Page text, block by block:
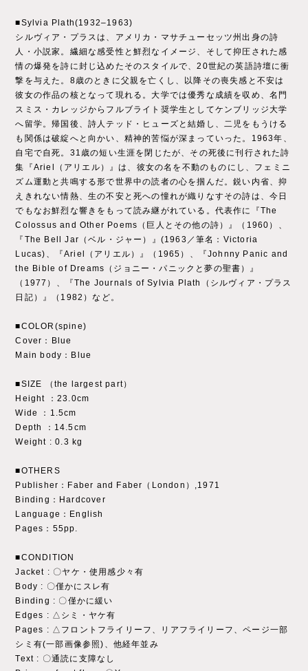
■Sylvia Plath(1932–1963)
シルヴィア・プラスは、アメリカ・マサチューセッツ州出身の詩
人・小説家。繊細な感受性と鮮烈なイメージ、そして抑圧された感
情の爆発を詩に封じ込めたそのスタイルで、20世紀の英語詩壇に衝
撃を与えた。8歳のときに父親を亡くし、以降その喪失感と不安は
彼女の作品の核となって現れる。大学では優秀な成績を収め、名門
スミス・カレッジからフルブライト奨学生としてケンブリッジ大学
へ留学。帰国後、詩人テッド・ヒューズと結婚し、二児をもうける
も関係は破綻へと向かい、精神的苦悩が深まっていった。1963年、
自宅で自死。31歳の短い生涯を閉じたが、その死後に刊行された詩
集『Ariel（アリエル）』は、彼女の名を不動のものにし、フェミニ
ズム運動と共鳴する形で世界中の読者の心を掴んだ。鋭い内省、抑
えきれない情熱、生の不安と死への憧れが織りなすその詩は、今日
でもなお鮮烈な響きをもって読み継がれている。代表作に『The
Colossus and Other Poems（巨人とその他の詩）』（1960）、
『The Bell Jar（ベル・ジャー）』(1963／筆名：Victoria
Lucas)、『Ariel（アリエル）』（1965）、『Johnny Panic and
the Bible of Dreams（ジョニー・パニックと夢の聖書）』
（1977）、『The Journals of Sylvia Plath（シルヴィア・プラス
日記）』（1982）など。
■COLOR(spine)
Cover：Blue
Main body：Blue
■SIZE （the largest part）
Height ：23.0cm
Wide ：1.5cm
Depth ：14.5cm
Weight : 0.3 kg
■OTHERS
Publisher：Faber and Faber（London）,1971
Binding：Hardcover
Language：English
Pages：55pp.
■CONDITION
Jacket : 〇ヤケ・使用感少々有
Body : 〇僅かにスレ有
Binding : 〇僅かに緩い
Edges : △シミ・ヤケ有
Pages : △フロントフライリーフ、リアフライリーフ、ページ一部
シミ有(一部画像参照)、他経年並み
Text : 〇通読に支障なし